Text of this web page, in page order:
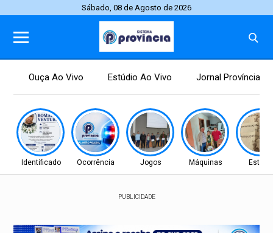
Sábado, 08 de Agosto de 2026
Ouça Ao Vivo Estúdio Ao Vivo Jornal Província
Identificado Ocorrência Jogos Máquinas Estudo
PUBLICIDADE